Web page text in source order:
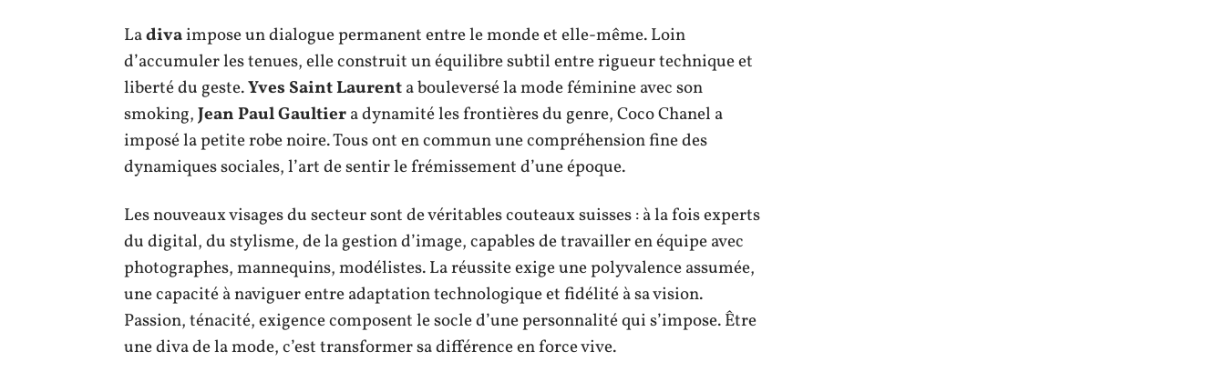
Ladivaimpose un dialogue permanent entre le monde et elle-même. Loin
d’accumuler les tenues, elle construit un équilibre subtil entre rigueur technique et
liberté du geste.Yves Saint Laurenta bouleversé la mode féminine avec son
smoking,Jean Paul Gaultiera dynamité les frontières du genre, Coco Chanel a
imposé la petite robe noire. Tous ont en commun une compréhension fine des
dynamiques sociales, l’art de sentir le frémissement d’une époque.
Les nouveaux visages du secteur sont de véritables couteaux suisses : à la fois experts
du digital, du stylisme, de la gestion d’image, capables de travailler en équipe avec
photographes, mannequins, modélistes. La réussite exige une polyvalence assumée,
une capacité à naviguer entre adaptation technologique et fidélité à sa vision.
Passion, ténacité, exigence composent le socle d’une personnalité qui s’impose. Être
une diva de la mode, c’est transformer sa différence en force vive.